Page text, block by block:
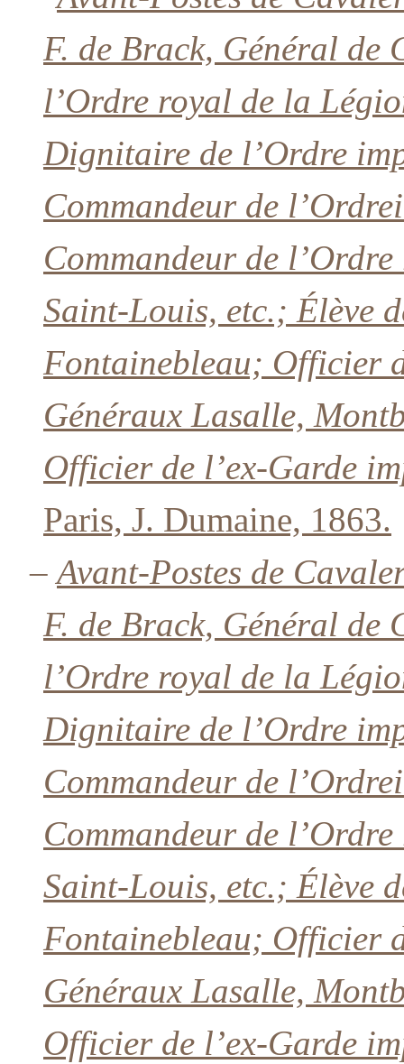
F. de Brack, Général de
l’Ordre royal de la
Dignitaire de l’Ordre
Commandeur de
Commandeur de
Saint-Louis, etc.; Élève
Fontainebleau; Officier
Généraux Lasalle,
Officier de l’ex-Garde
Paris, J. Dumaine, 1863.
–Avant-Postes de
F. de Brack, Général de
l’Ordre royal de la
Dignitaire de l’Ordre
Commandeur de
Commandeur de
Saint-Louis, etc.; Élève
Fontainebleau; Officier
Généraux Lasalle,
Officier de l’ex-Garde